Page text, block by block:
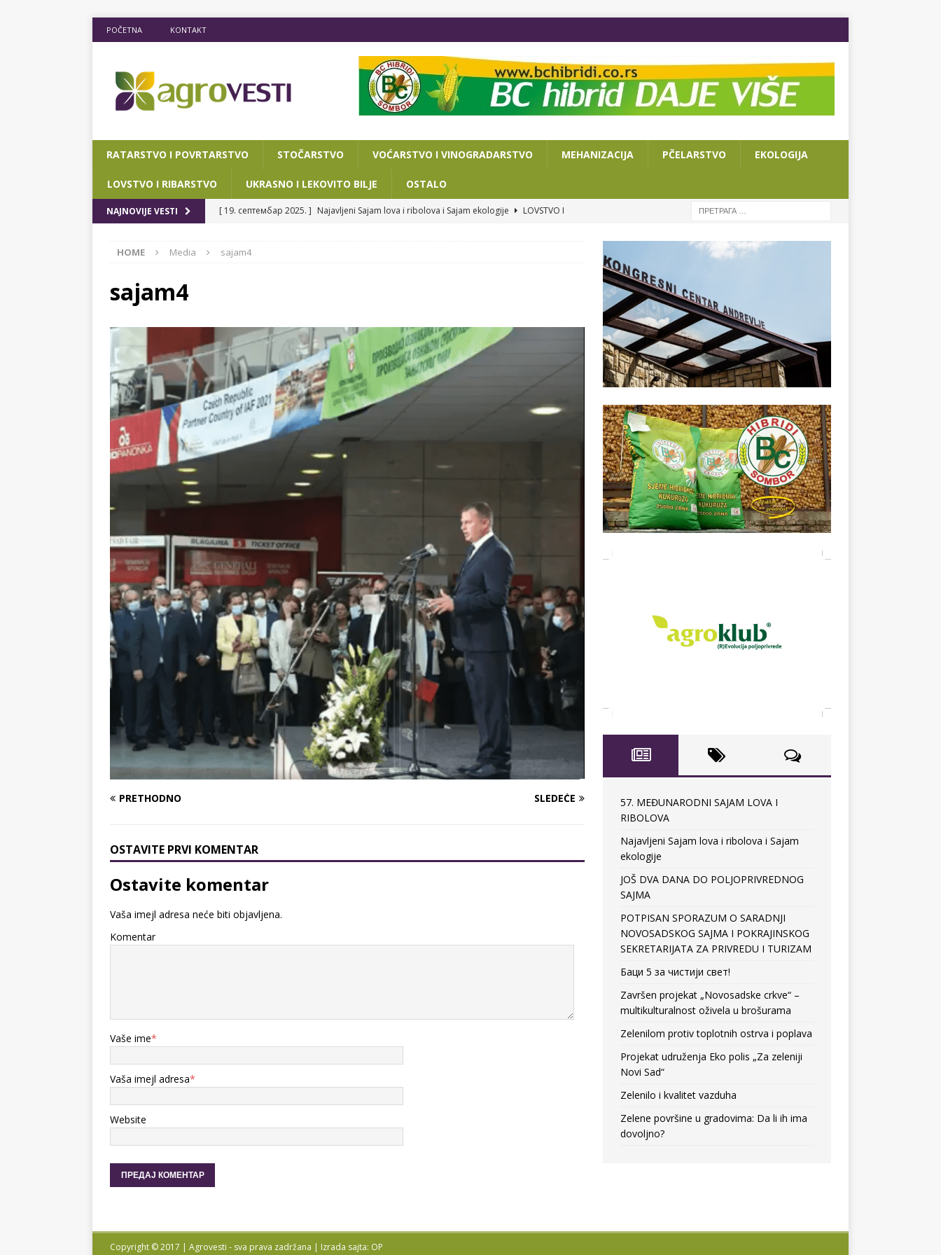
POČETNA KONTAKT
RATARSTVO I POVRTARSTVO STOČARSTVO VOĆARSTVO I VINOGRADARSTVO MEHANIZACIJA PČELARSTVO EKOLOGIJA
LOVSTVO I RIBARSTVO UKRASNO I LEKOVITO BILJE OSTALO
NAJNOVIJE VESTI [ 19. септембар 2025. ] Najavljeni Sajam lova i ribolova i Sajam ekologije
LOVSTVO I
[ 15. мај 2025. ]
[ 14. новембар 2024. ] Баци 5 за чистији свет!
EKOLOGIJA
[ 28. јул 2026. ]
57. MEĐUNARODNI SAJAM LOVA I RIBOLOVA EKOLOGIJA
HOME Media sajam4
sajam4
PRETHODNO SLEDEĆE
OSTAVITE PRVI KOMENTAR
Ostavite komentar
Vaša imejl adresa neće biti objavljena.
Komentar
Vaše ime*
Vaša imejl adresa*
Website
57. MEĐUNARODNI SAJAM LOVA I
RIBOLOVA
Najavljeni Sajam lova i ribolova i Sajam
ekologije
JOŠ DVA DANA DO POLJOPRIVREDNOG
SAJMA
POTPISAN SPORAZUM O SARADNJI
NOVOSADSKOG SAJMA I POKRAJINSKOG
SEKRETARIJATA ZA PRIVREDU I TURIZAM
Баци 5 за чистији свет!
Završen projekat „Novosadske crkve“ –
multikulturalnost oživela u brošurama
Zelenilom protiv toplotnih ostrva i poplava
Projekat udruženja Eko polis „Za zeleniji
Novi Sad“
Zelenilo i kvalitet vazduha
Zelene površine u gradovima: Da li ih ima
dovoljno?
Copyright © 2017 | Agrovesti - sva prava zadržana | Izrada sajta: OP